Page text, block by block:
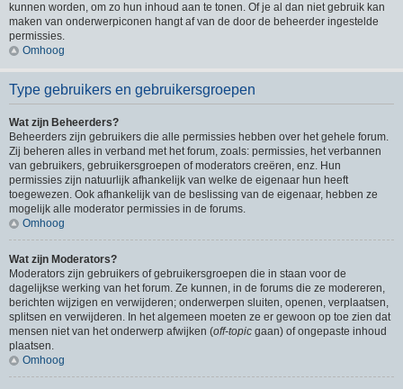
kunnen worden, om zo hun inhoud aan te tonen. Of je al dan niet gebruik kan
maken van onderwerpiconen hangt af van de door de beheerder ingestelde
permissies.
Omhoog
Type gebruikers en gebruikersgroepen
Wat zijn Beheerders?
Beheerders zijn gebruikers die alle permissies hebben over het gehele forum.
Zij beheren alles in verband met het forum, zoals: permissies, het verbannen
van gebruikers, gebruikersgroepen of moderators creëren, enz. Hun
permissies zijn natuurlijk afhankelijk van welke de eigenaar hun heeft
toegewezen. Ook afhankelijk van de beslissing van de eigenaar, hebben ze
mogelijk alle moderator permissies in de forums.
Omhoog
Wat zijn Moderators?
Moderators zijn gebruikers of gebruikersgroepen die in staan voor de
dagelijkse werking van het forum. Ze kunnen, in de forums die ze modereren,
berichten wijzigen en verwijderen; onderwerpen sluiten, openen, verplaatsen,
splitsen en verwijderen. In het algemeen moeten ze er gewoon op toe zien dat
mensen niet van het onderwerp afwijken (off-topic gaan) of ongepaste inhoud
plaatsen.
Omhoog